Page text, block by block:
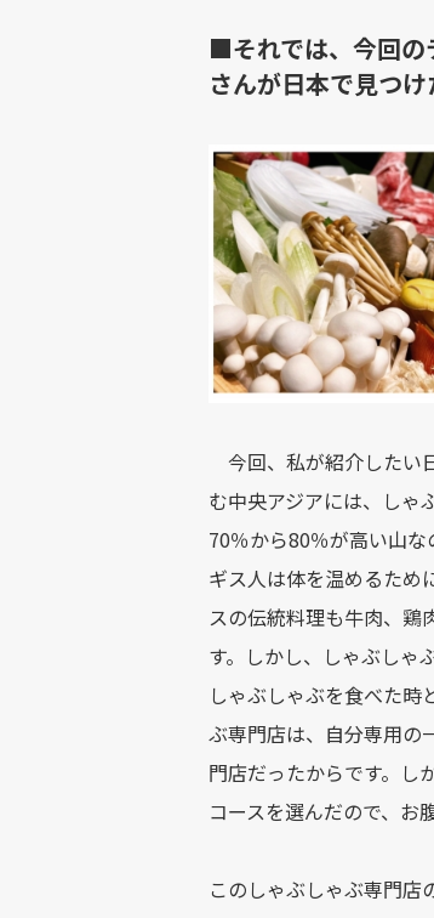
■それでは、今回の
さんが日本で見つ
今回、私が紹介したい
む中央アジアには、しゃ
70％から80％が高い山
ギス人は体を温めるため
スの伝統料理も牛肉、鶏
す。しかし、しゃぶしゃ
しゃぶしゃぶを食べた時
ぶ専門店は、自分専用の
門店だったからです。し
コースを選んだので、お
このしゃぶしゃぶ専門店